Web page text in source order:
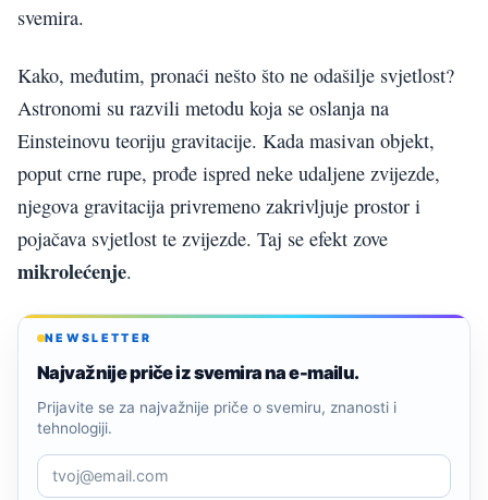
svemira.
Kako, međutim, pronaći nešto što ne odašilje svjetlost?
Astronomi su razvili metodu koja se oslanja na
Einsteinovu teoriju gravitacije. Kada masivan objekt,
poput crne rupe, prođe ispred neke udaljene zvijezde,
njegova gravitacija privremeno zakrivljuje prostor i
pojačava svjetlost te zvijezde. Taj se efekt zove
mikrolećenje.
NEWSLETTER
Najvažnije priče iz svemira na e-mailu.
Prijavite se za najvažnije priče o svemiru, znanosti i
tehnologiji.